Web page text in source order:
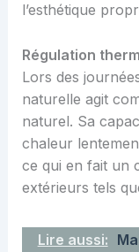
l’esthétique
Régulation
Lors des
naturelle agit
naturel. Sa
chaleur
ce qui en fait un
extérieurs tels
Lire aussi: